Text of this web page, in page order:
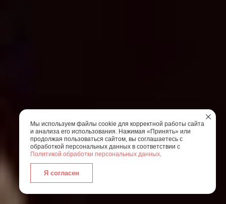
Мы используем файлы cookie для корректной работы сайта
и анализа его использования. Нажимая «Принять» или
продолжая пользоваться сайтом, вы соглашаетесь с
обработкой персональных данных в соответствии с
Политикой обработки персональных данных.
Я согласен